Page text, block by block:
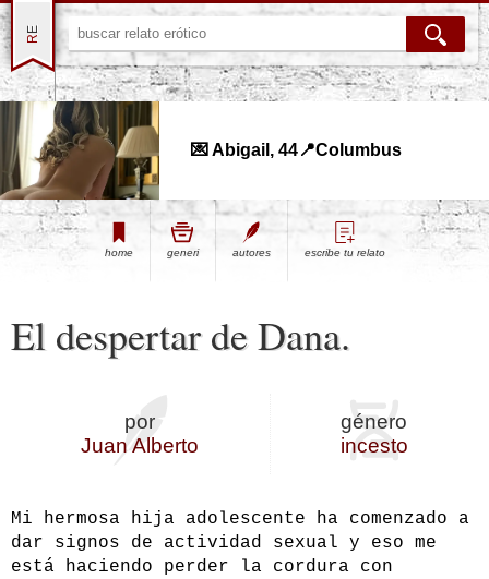
💌 Abigail, 44📍Columbus
home generi autores escribe tu relato
El despertar de Dana.
por
Juan Alberto
género
incesto
Mi hermosa hija adolescente ha comenzado a
dar signos de actividad sexual y eso me
está haciendo perder la cordura con